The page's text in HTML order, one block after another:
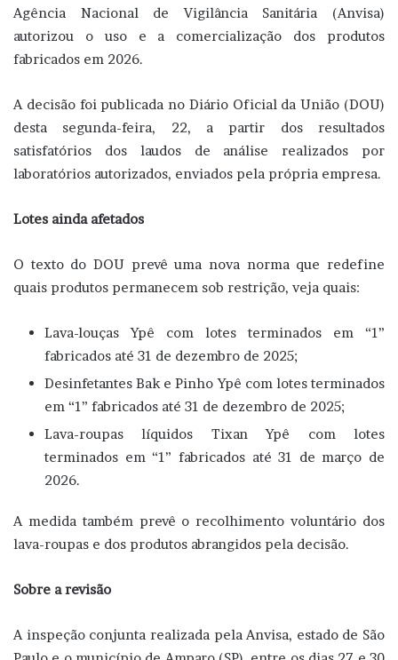
Agência Nacional de Vigilância Sanitária (Anvisa)
autorizou o uso e a comercialização dos produtos
fabricados em 2026.
A decisão foi publicada no Diário Oficial da União (DOU)
desta segunda-feira, 22, a partir dos resultados
satisfatórios dos laudos de análise realizados por
laboratórios autorizados, enviados pela própria empresa.
Lotes ainda afetados
O texto do DOU prevê uma nova norma que redefine
quais produtos permanecem sob restrição, veja quais:
Lava-louças Ypê com lotes terminados em “1”
fabricados até 31 de dezembro de 2025;
Desinfetantes Bak e Pinho Ypê com lotes terminados
em “1” fabricados até 31 de dezembro de 2025;
Lava-roupas líquidos Tixan Ypê com lotes
terminados em “1” fabricados até 31 de março de
2026.
A medida também prevê o recolhimento voluntário dos
lava-roupas e dos produtos abrangidos pela decisão.
Sobre a revisão
A inspeção conjunta realizada pela Anvisa, estado de São